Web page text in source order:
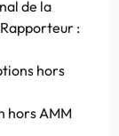
de la
:
hors
hors AMM